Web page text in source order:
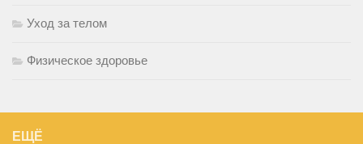
Уход за телом
Физическое здоровье
ЕЩЁ